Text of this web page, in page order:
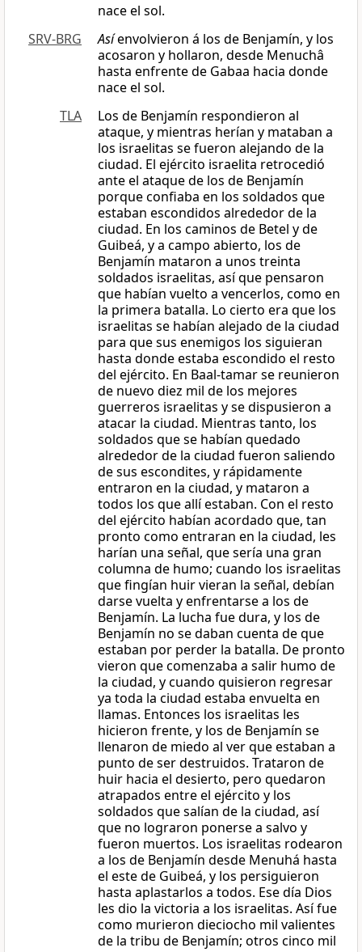
nace el sol.
SRV-BRG
Asíenvolvieron á los de Benjamín, y los
acosaron y hollaron, desde Menuchâ
hasta enfrente de Gabaa hacia donde
nace el sol.
TLA
Los de Benjamín respondieron al
ataque, y mientras herían y mataban a
los israelitas se fueron alejando de la
ciudad. El ejército israelita retrocedió
ante el ataque de los de Benjamín
porque confiaba en los soldados que
estaban escondidos alrededor de la
ciudad. En los caminos de Betel y de
Guibeá, y a campo abierto, los de
Benjamín mataron a unos treinta
soldados israelitas, así que pensaron
que habían vuelto a vencerlos, como en
la primera batalla. Lo cierto era que los
israelitas se habían alejado de la ciudad
para que sus enemigos los siguieran
hasta donde estaba escondido el resto
del ejército. En Baal-tamar se reunieron
de nuevo diez mil de los mejores
guerreros israelitas y se dispusieron a
atacar la ciudad. Mientras tanto, los
soldados que se habían quedado
alrededor de la ciudad fueron saliendo
de sus escondites, y rápidamente
entraron en la ciudad, y mataron a
todos los que allí estaban. Con el resto
del ejército habían acordado que, tan
pronto como entraran en la ciudad, les
harían una señal, que sería una gran
columna de humo; cuando los israelitas
que fingían huir vieran la señal, debían
darse vuelta y enfrentarse a los de
Benjamín. La lucha fue dura, y los de
Benjamín no se daban cuenta de que
estaban por perder la batalla. De pronto
vieron que comenzaba a salir humo de
la ciudad, y cuando quisieron regresar
ya toda la ciudad estaba envuelta en
llamas. Entonces los israelitas les
hicieron frente, y los de Benjamín se
llenaron de miedo al ver que estaban a
punto de ser destruidos. Trataron de
huir hacia el desierto, pero quedaron
atrapados entre el ejército y los
soldados que salían de la ciudad, así
que no lograron ponerse a salvo y
fueron muertos. Los israelitas rodearon
a los de Benjamín desde Menuhá hasta
el este de Guibeá, y los persiguieron
hasta aplastarlos a todos. Ese día Dios
les dio la victoria a los israelitas. Así fue
como murieron dieciocho mil valientes
de la tribu de Benjamín; otros cinco mil